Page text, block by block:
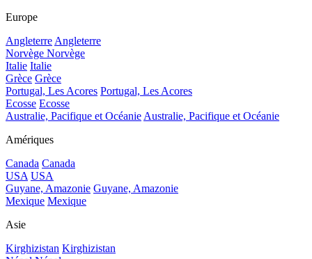
Europe
Angleterre Angleterre
Norvège Norvège
Italie Italie
Grèce Grèce
Portugal, Les Acores Portugal, Les Acores
Ecosse Ecosse
Australie, Pacifique et Océanie Australie, Pacifique et Océanie
Amériques
Canada Canada
USA USA
Guyane, Amazonie Guyane, Amazonie
Mexique Mexique
Asie
Kirghizistan Kirghizistan